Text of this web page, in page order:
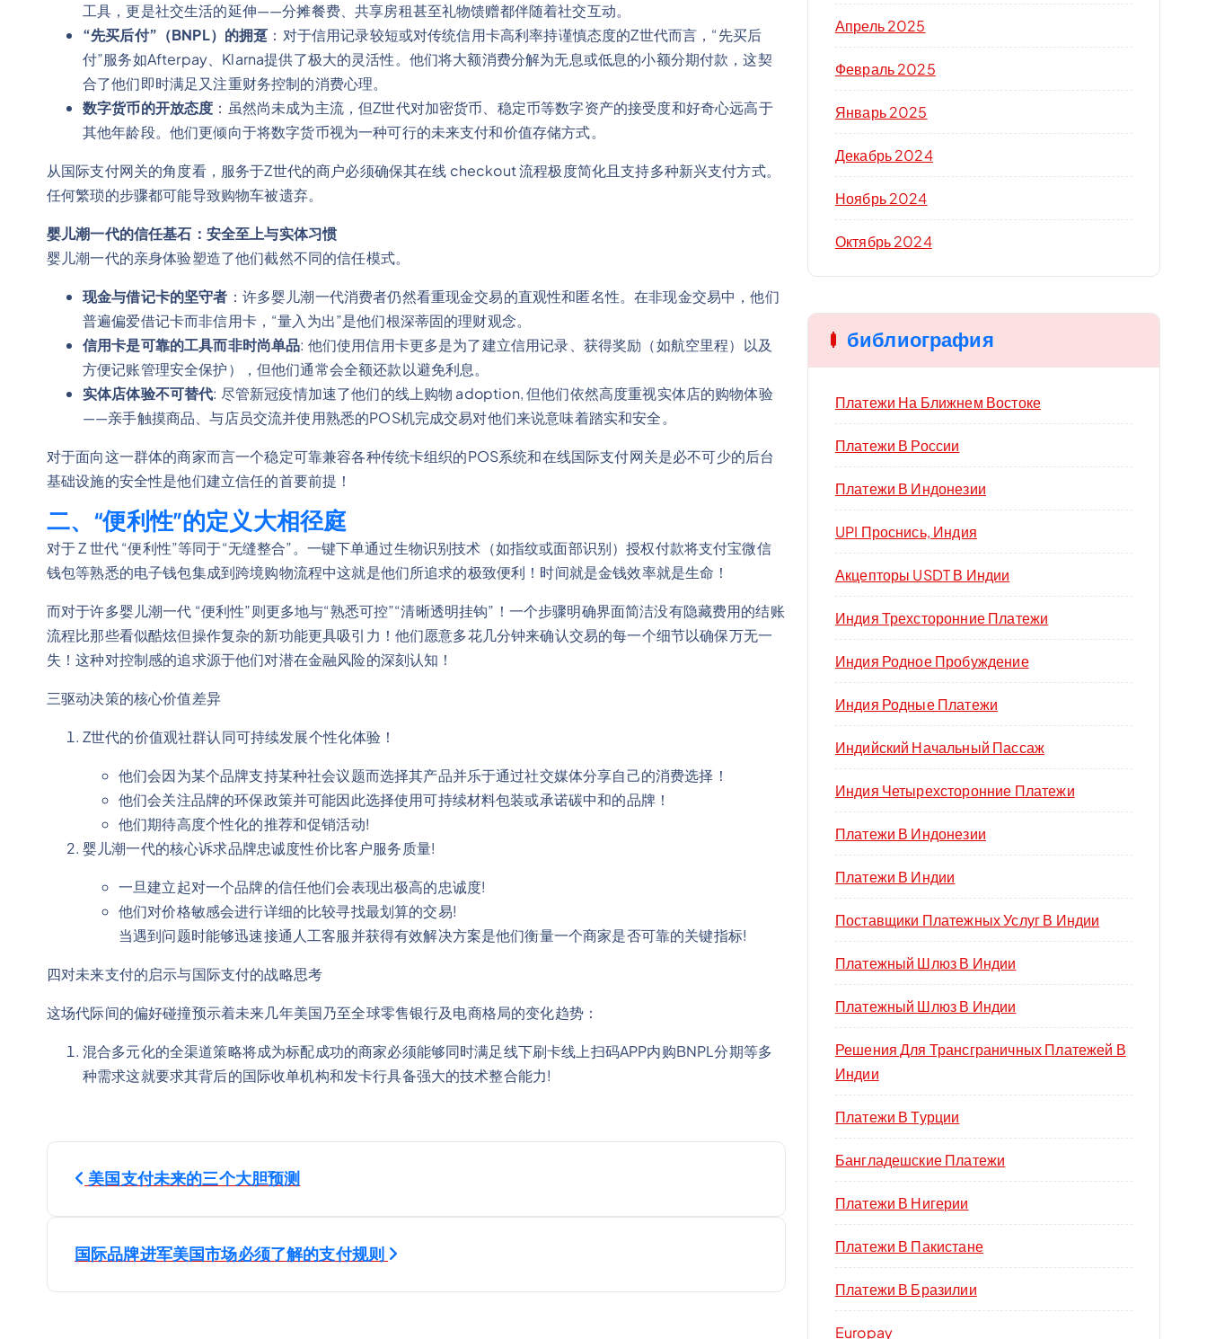
工具，更是社交生活的延伸——分摊餐费、共享房租甚至礼物馈赠都伴随着社交互动。
“先买后付”（BNPL）的拥趸 ：对于信用记录较短或对传统信用卡高利率持谨慎态度的Z世代而言，“先买后
付”服务如Afterpay、Klarna提供了极大的灵活性。他们将大额消费分解为无息或低息的小额分期付款，这契
合了他们即时满足又注重财务控制的消费心理。
数字货币的开放态度 ：虽然尚未成为主流，但Z世代对加密货币、稳定币等数字资产的接受度和好奇心远高于
其他年龄段。他们更倾向于将数字货币视为一种可行的未来支付和价值存储方式。
从国际支付网关的角度看，服务于Z世代的商户必须确保其在线 checkout 流程极度简化且支持多种新兴支付方式。
任何繁琐的步骤都可能导致购物车被遗弃。
婴儿潮一代的信任基石：安全至上与实体习惯
婴儿潮一代的亲身体验塑造了他们截然不同的信任模式。
现金与借记卡的坚守者 ：许多婴儿潮一代消费者仍然看重现金交易的直观性和匿名性。在非现金交易中，他们
普遍偏爱借记卡而非信用卡，“量入为出”是他们根深蒂固的理财观念。
信用卡是可靠的工具而非时尚单品: 他们使用信用卡更多是为了建立信用记录、获得奖励（如航空里程）以及
方便记账管理安全保护），但他们通常会全额还款以避免利息。
实体店体验不可替代: 尽管新冠疫情加速了他们的线上购物 adoption, 但他们依然高度重视实体店的购物体验
——亲手触摸商品、与店员交流并使用熟悉的POS机完成交易对他们来说意味着踏实和安全。
对于面向这一群体的商家而言一个稳定可靠兼容各种传统卡组织的POS系统和在线国际支付网关是必不可少的后台
基础设施的安全性是他们建立信任的首要前提！
二、“便利性”的定义大相径庭
对于 Z 世代 “便利性”等同于“无缝整合”。一键下单通过生物识别技术（如指纹或面部识别）授权付款将支付宝微信
钱包等熟悉的电子钱包集成到跨境购物流程中这就是他们所追求的极致便利！时间就是金钱效率就是生命！
而对于许多婴儿潮一代 “便利性”则更多地与“熟悉可控”“清晰透明挂钩”！一个步骤明确界面简洁没有隐藏费用的结账
流程比那些看似酷炫但操作复杂的新功能更具吸引力！他们愿意多花几分钟来确认交易的每一个细节以确保万无一
失！这种对控制感的追求源于他们对潜在金融风险的深刻认知！
三驱动决策的核心价值差异
Z世代的价值观社群认同可持续发展个性化体验！
他们会因为某个品牌支持某种社会议题而选择其产品并乐于通过社交媒体分享自己的消费选择！
他们会关注品牌的环保政策并可能因此选择使用可持续材料包装或承诺碳中和的品牌！
他们期待高度个性化的推荐和促销活动!
婴儿潮一代的核心诉求品牌忠诚度性价比客户服务质量!
一旦建立起对一个品牌的信任他们会表现出极高的忠诚度!
他们对价格敏感会进行详细的比较寻找最划算的交易!
当遇到问题时能够迅速接通人工客服并获得有效解决方案是他们衡量一个商家是否可靠的关键指标!
四对未来支付的启示与国际支付的战略思考
这场代际间的偏好碰撞预示着未来几年美国乃至全球零售银行及电商格局的变化趋势：
混合多元化的全渠道策略将成为标配成功的商家必须能够同时满足线下刷卡线上扫码APP内购BNPL分期等多
种需求这就要求其背后的国际收单机构和发卡行具备强大的技术整合能力!
Н
美国支付未来的三个大胆预测
国际品牌进军美国市场必须了解的支付规则
Апрель 2025
Февраль 2025
Январь 2025
Декабрь 2024
Ноябрь 2024
Октябрь 2024
библиография
Платежи На Ближнем Востоке
Платежи В России
Платежи В Индонезии
UPI Проснись, Индия
Акцепторы USDT В Индии
Индия Трехсторонние Платежи
Индия Родное Пробуждение
Индия Родные Платежи
Индийский Начальный Пассаж
Индия Четырехсторонние Платежи
Платежи В Индонезии
Платежи В Индии
Поставщики Платежных Услуг В Индии
Платежный Шлюз В Индии
Платежный Шлюз В Индии
Решения Для Трансграничных Платежей В
Индии
Платежи В Турции
Бангладешские Платежи
Платежи В Нигерии
Платежи В Пакистане
Платежи В Бразилии
Europay